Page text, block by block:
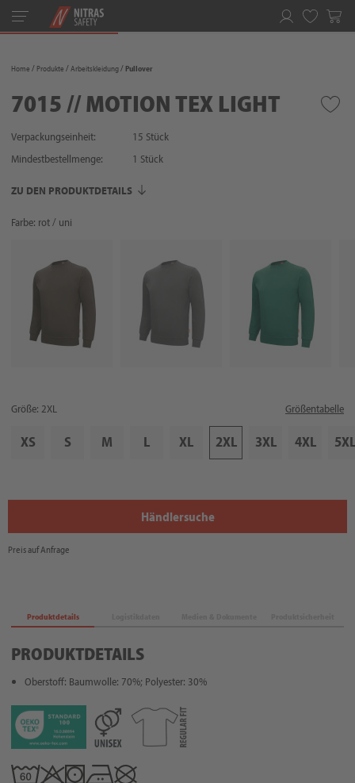
Toggle
navigation
Home Produkte Arbeitskleidung Pullover
7015 // MOTION TEX LIGHT
Verpackungseinheit:
15 Stück
Mindestbestellmenge:
1 Stück
ZU DEN PRODUKTDETAILS
Farbe: rot / uni
Größe: 2XL Größentabelle
XS S M L XL 2XL 3XL 4XL 5XL
Händlersuche
Preis auf Anfrage
Produktdetails
PRODUKTDETAILS
Oberstoff: Baumwolle: 70%; Polyester: 30%